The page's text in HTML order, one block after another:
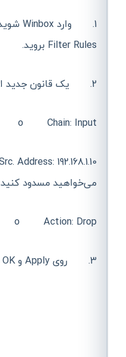
Filter Rules بروید.
2. یک قانون جدید ایجاد کنید:
o Chain: Input
می‌خواهید مسدود کنید
o Action: Drop
3. روی Apply و OK کلیک کنید.